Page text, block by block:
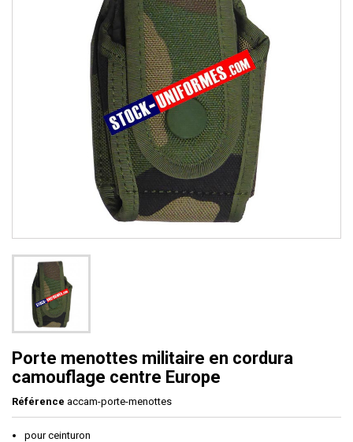
Porte menottes militaire en cordura
camouflage centre Europe
Référence accam-porte-menottes
pour ceinturon